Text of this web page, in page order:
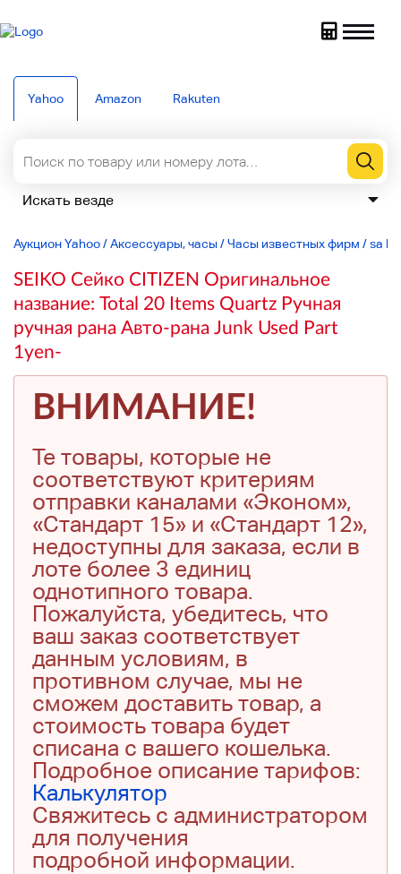
Yahoo Amazon Rakuten
Аукцион Yahoo/Аксессуары, часы/Часы известных фирм /sa
SEIKO Сейко CITIZEN Оригинальное
название: Total 20 Items Quartz Ручная
ручная рана Авто-рана Junk Used Part
1yen-
ВНИМАНИЕ!
Те товары, которые не
соответствуют критериям
отправки каналами «Эконом»,
«Стандарт 15» и «Стандарт 12»,
недоступны для заказа, если в
лоте более 3 единиц
однотипного товара.
Пожалуйста, убедитесь, что
ваш заказ соответствует
данным условиям, в
противном случае, мы не
сможем доставить товар, а
стоимость товара будет
списана с вашего кошелька.
Подробное описание тарифов:
Калькулятор
Свяжитесь с администратором
для получения
подробной информации.